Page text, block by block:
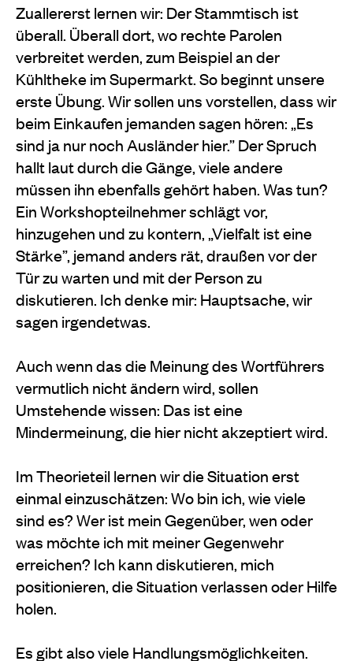
Zuallererst lernen wir: Der Stammtisch ist
überall. Überall dort, wo rechte Parolen
verbreitet werden, zum Beispiel an der
Kühltheke im Supermarkt. So beginnt unsere
erste Übung. Wir sollen uns vorstellen, dass wir
beim Einkaufen jemanden sagen hören: „Es
sind ja nur noch Ausländer hier.” Der Spruch
hallt laut durch die Gänge, viele andere
müssen ihn ebenfalls gehört haben. Was tun?
Ein Workshopteilnehmer schlägt vor,
hinzugehen und zu kontern, „Vielfalt ist eine
Stärke”, jemand anders rät, draußen vor der
Tür zu warten und mit der Person zu
diskutieren. Ich denke mir: Hauptsache, wir
sagen irgendetwas.
Auch wenn das die Meinung des Wortführers
vermutlich nicht ändern wird, sollen
Umstehende wissen: Das ist eine
Mindermeinung, die hier nicht akzeptiert wird.
Im Theorieteil lernen wir die Situation erst
einmal einzuschätzen: Wo bin ich, wie viele
sind es? Wer ist mein Gegenüber, wen oder
was möchte ich mit meiner Gegenwehr
erreichen? Ich kann diskutieren, mich
positionieren, die Situation verlassen oder Hilfe
holen.
Es gibt also viele Handlungsmöglichkeiten.